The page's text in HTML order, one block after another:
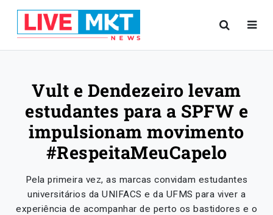
Vult e Dendezeiro levam
estudantes para a SPFW e
impulsionam movimento
#RespeitaMeuCapelo
Pela primeira vez, as marcas convidam estudantes
universitários da UNIFACS e da UFMS para viver a
experiência de acompanhar de perto os bastidores e o